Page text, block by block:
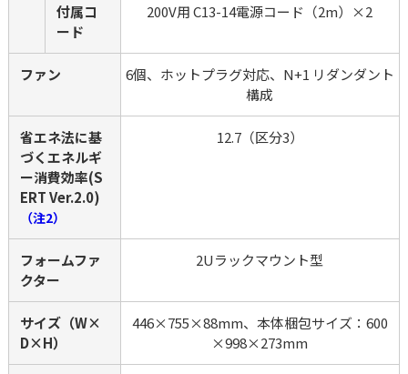
付属コ
ード
200V用 C13-14電源コード（2m）×2
ファン
6個、ホットプラグ対応、N+1 リダンダント
構成
省エネ法に基
づくエネルギ
ー消費効率(S
ERT Ver.2.0)
（注2）
12.7（区分3）
フォームファ
クター
2Uラックマウント型
サイズ（W×
D×H）
446×755×88mm、本体梱包サイズ：600
×998×273mm